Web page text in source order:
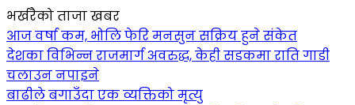
भर्खरैको ताजा खबर
आज वर्षा कम, भोलि फेरि मनसुन सक्रिय हुने संकेत
देशका विभिन्न राजमार्ग अवरुद्ध, केही सडकमा राति गाडी
चलाउन नपाइने
बाढीले बगाउँदा एक व्यक्तिको मृत्यु